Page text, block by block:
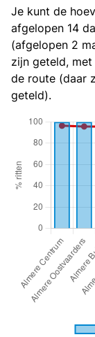
Je kunt de
afgelopen 14
(afgelopen 2
zijn geteld,
de route (daar
geteld).